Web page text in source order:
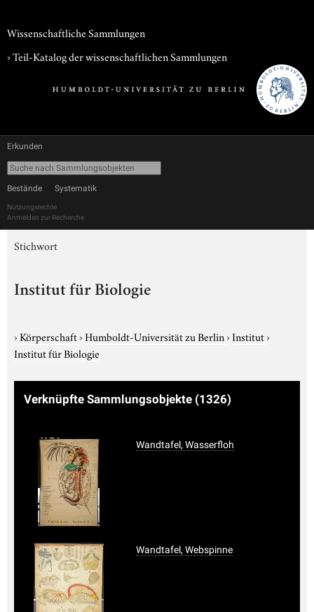
Wissenschaftliche Sammlungen
› Teil-Katalog der wissenschaftlichen Sammlungen
Erkunden
Bestände Systematik
Nutzungsrechte
Anmelden zur Recherche
Stichwort
Institut für Biologie
›Körperschaft›Humboldt-Universität zu Berlin›Institut›
Institut für Biologie
Verknüpfte Sammlungsobjekte (1326)
Wandtafel, Wasserfloh
Wandtafel, Webspinne